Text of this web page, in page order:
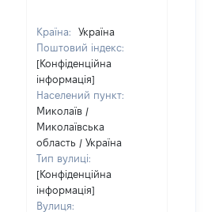
Країна:
Україна
Поштовий індекс:
[Конфіденційна
інформація]
Населений пункт:
Миколаїв /
Миколаївська
область / Україна
Тип вулиці:
[Конфіденційна
інформація]
Вулиця: